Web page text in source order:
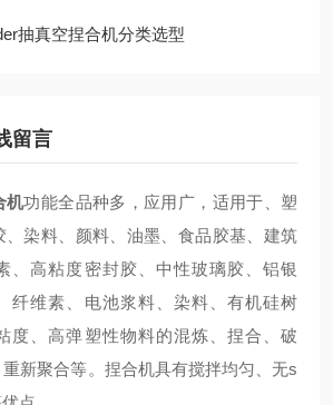
抽真空捏合机分类选型
留言
机功能全品种多，应用广，适用于、塑
、染料、颜料、油墨、食品胶基、建筑
、高粘度密封胶、中性玻璃胶、铝银
纤维素、电池浆料、染料、有机硅树
度、高弹塑性物料的混炼、捏合、破
新聚合等。捏合机具有搅拌均匀、无s